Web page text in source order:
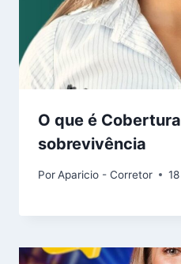
O que é
sobrevivência
PorAparicio - Corretor